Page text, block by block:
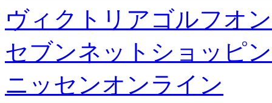
ヴィクトリアゴルフオ
セブンネットショッピ
ニッセンオンライン